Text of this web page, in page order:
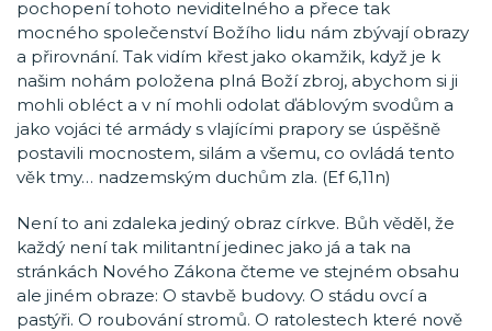
pochopení tohoto neviditelného a přece tak
mocného společenství Božího lidu nám zbývají obrazy
a přirovnání. Tak vidím křest jako okamžik, když je k
našim nohám položena plná Boží zbroj, abychom si ji
mohli obléct a v ní mohli odolat ďáblovým svodům a
jako vojáci té armády s vlajícími prapory se úspěšně
postavili mocnostem, silám a všemu, co ovládá tento
věk tmy… nadzemským duchům zla. (Ef 6,11n)
Není to ani zdaleka jediný obraz církve. Bůh věděl, že
každý není tak militantní jedinec jako já a tak na
stránkách Nového Zákona čteme ve stejném obsahu
ale jiném obraze: O stavbě budovy. O stádu ovcí a
pastýři. O roubování stromů. O ratolestech které nově